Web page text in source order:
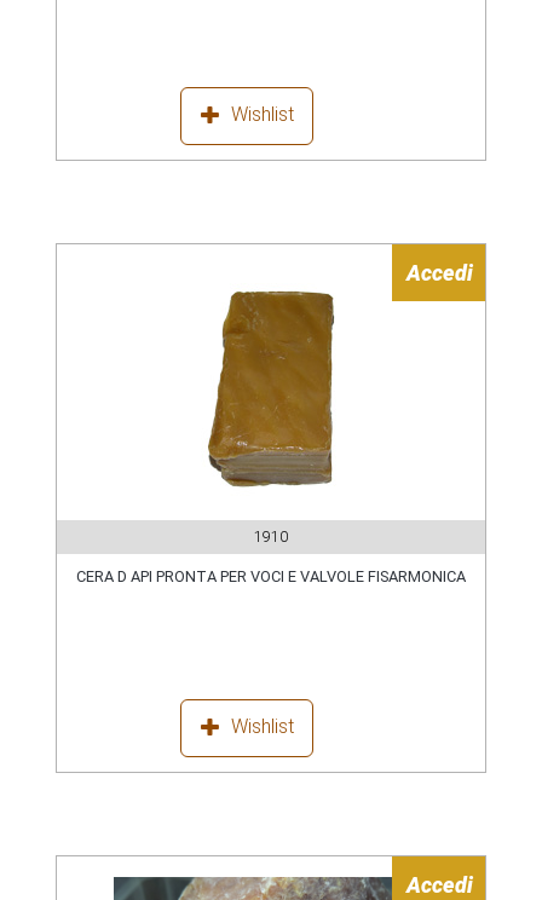
Wishlist
Accedi
1910
CERA D API PRONTA PER VOCI E VALVOLE FISARMONICA
Wishlist
Accedi